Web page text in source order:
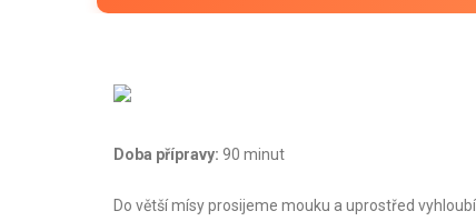
Doba přípravy: 90 minut
Do větší mísy prosijeme mouku a uprostřed